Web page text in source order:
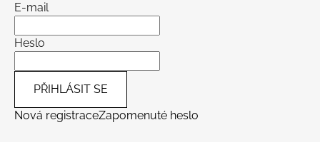
E-mail
Heslo
PŘIHLÁSIT SE
Nová registraceZapomenuté heslo